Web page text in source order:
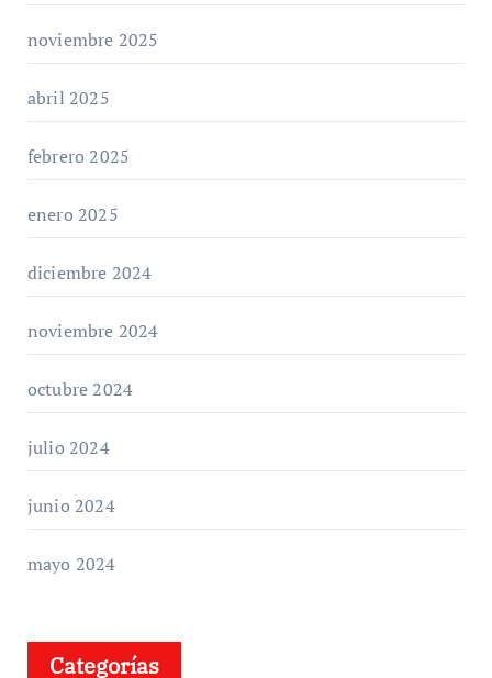
noviembre 2025
abril 2025
febrero 2025
enero 2025
diciembre 2024
noviembre 2024
octubre 2024
julio 2024
junio 2024
mayo 2024
Categorías